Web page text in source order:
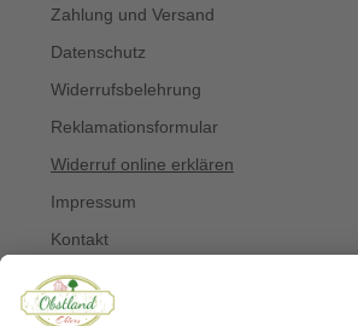
Zahlung und Versand
Datenschutz
Widerrufsbelehrung
Reklamationsformular
Widerruf online erklären
Impressum
Kontakt
Über uns
Allergiker